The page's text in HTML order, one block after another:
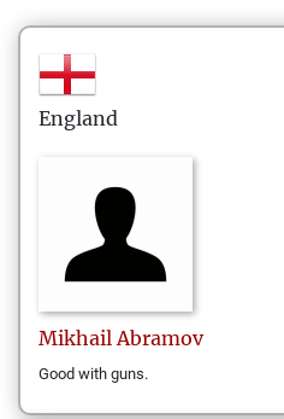
England
Mikhail Abramov
Good with guns.